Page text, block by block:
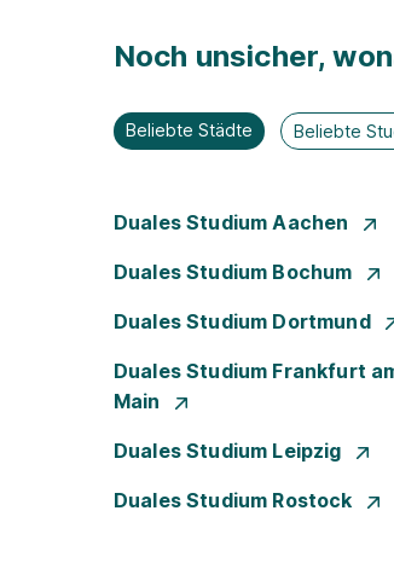
Noch unsicher,
Beliebte Städte Beliebte
Duales Studium Aachen
Duales Studium Bochum
Duales Studium Dortmund
Duales Studium Frankfurt
Main
Duales Studium Leipzig
Duales Studium Rostock